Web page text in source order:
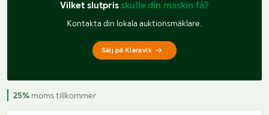
Vilket slutpris skulle din maskin få?
Kontakta din lokala auktionsmäklare.
Sälj på Klaravik
25% moms tillkommer